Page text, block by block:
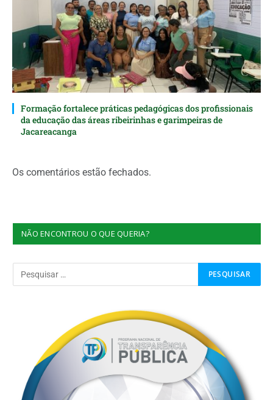
Formação fortalece práticas pedagógicas dos profissionais
da educação das áreas ribeirinhas e garimpeiras de
Jacareacanga
Os comentários estão fechados.
NÃO ENCONTROU O QUE QUERIA?